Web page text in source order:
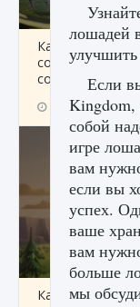
Как исправить
сохранение
сохранение
9 августа 2024
Как
лошадей
Если
Kingdom,
собой
игре
вам
если вы
успех.
ваше
вам
больше
мы